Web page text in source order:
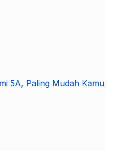
5A, Paling Mudah Kamu